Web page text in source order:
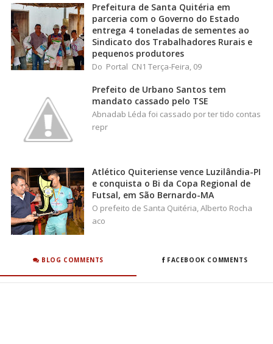
Prefeitura de Santa Quitéria em
parceria com o Governo do Estado
entrega 4 toneladas de sementes ao
Sindicato dos Trabalhadores Rurais e
pequenos produtores
Do Portal CN1 Terça-Feira, 09
Prefeito de Urbano Santos tem
mandato cassado pelo TSE
Abnadab Léda foi cassado por ter tido contas
repr
Atlético Quiteriense vence Luzilândia-PI
e conquista o Bi da Copa Regional de
Futsal, em São Bernardo-MA
O prefeito de Santa Quitéria, Alberto Rocha
aco
BLOG COMMENTS FACEBOOK COMMENTS